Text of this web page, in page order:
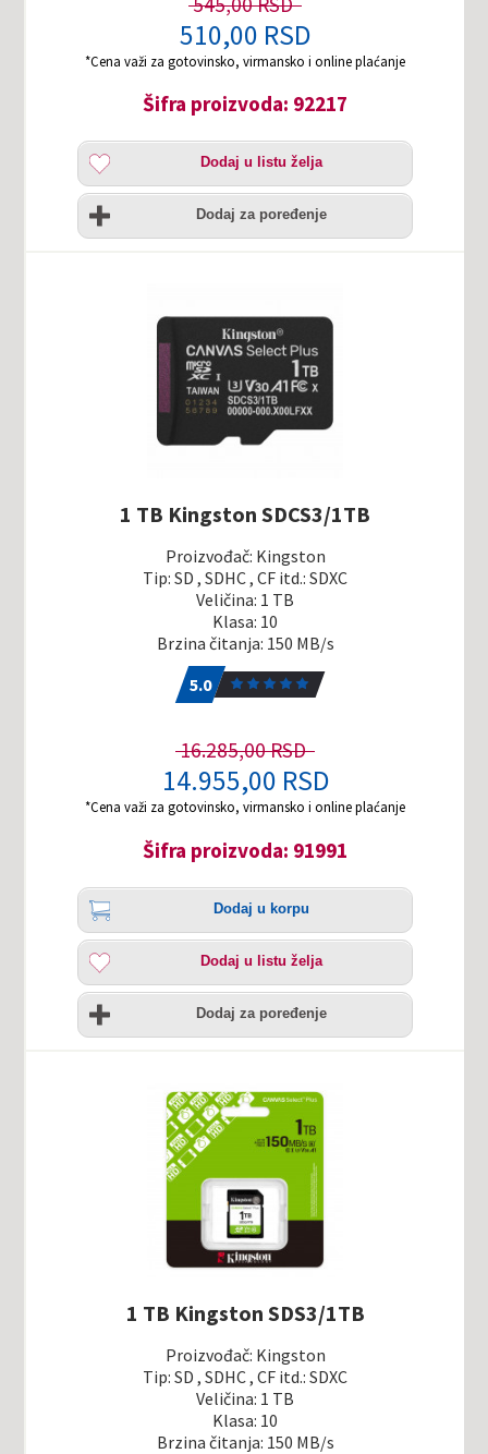
510,00 RSD
*Cena važi za gotovinsko, virmansko i online plaćanje
Šifra proizvoda: 92217
Dodaj
listu
želja
Dodaj u listu želja
Uporedi
Dodaj za poređenje
1 TB Kingston SDCS3/1TB
Proizvođač: Kingston
Tip: SD , SDHC , CF itd.: SDXC
Veličina: 1 TB
Klasa: 10
Brzina čitanja: 150 MB/s
5.0
16.285,00 RSD
14.955,00 RSD
*Cena važi za gotovinsko, virmansko i online plaćanje
Šifra proizvoda: 91991
Količina
Dodaj
korpu
Dodaj u korpu
Dodaj
listu
želja
Dodaj u listu želja
Uporedi
Dodaj za poređenje
1 TB Kingston SDS3/1TB
Proizvođač: Kingston
Tip: SD , SDHC , CF itd.: SDXC
Veličina: 1 TB
Klasa: 10
Brzina čitanja: 150 MB/s